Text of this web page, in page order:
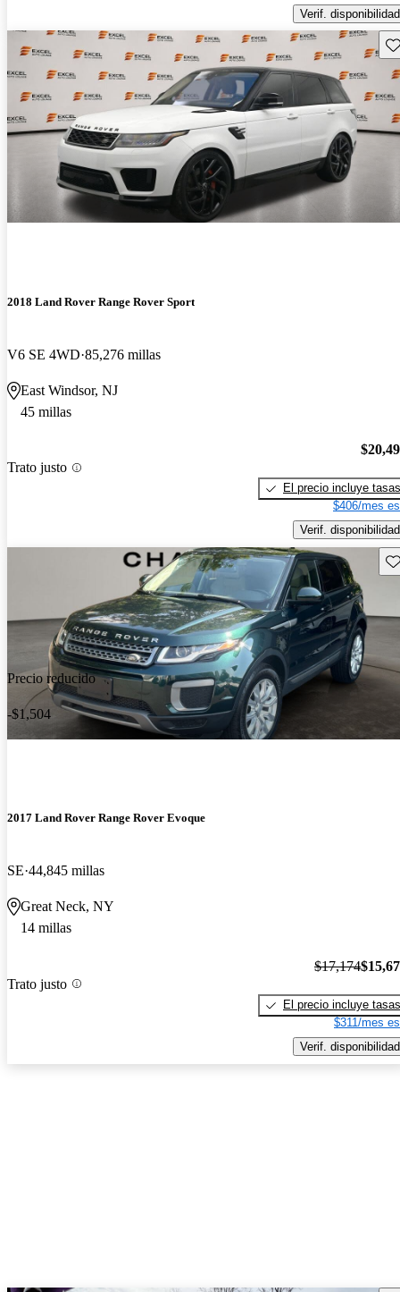
Verif. disponibilidad
2018 Land Rover Range Rover Sport
V6 SE 4WD 85,276 millas
East Windsor, NJ
45 millas
Trato justo
El precio incluye tasas
$406/mes
Verif. disponibilidad
Precio reducido
-$1,504
2017 Land Rover Range Rover Evoque
SE 44,845 millas
Great Neck, NY
14 millas
Trato justo
$17,174
El precio incluye tasas
$311/mes
Verif. disponibilidad